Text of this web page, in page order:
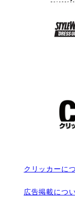
クリッカーに
広告掲載につ